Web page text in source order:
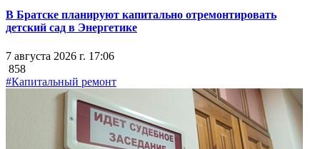
В Братске планируют капитально отремонтировать
детский сад в Энергетике
7 августа 2026 г. 17:06
858
#Капитальный ремонт